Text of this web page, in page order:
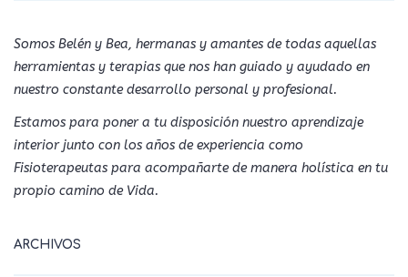
Somos Belén y Bea, hermanas y amantes de todas aquellas
herramientas y terapias que nos han guiado y ayudado en
nuestro constante desarrollo personal y profesional.
Estamos para poner a tu disposición nuestro aprendizaje
interior junto con los años de experiencia como
Fisioterapeutas para acompañarte de manera holística en tu
propio camino de Vida.
ARCHIVOS